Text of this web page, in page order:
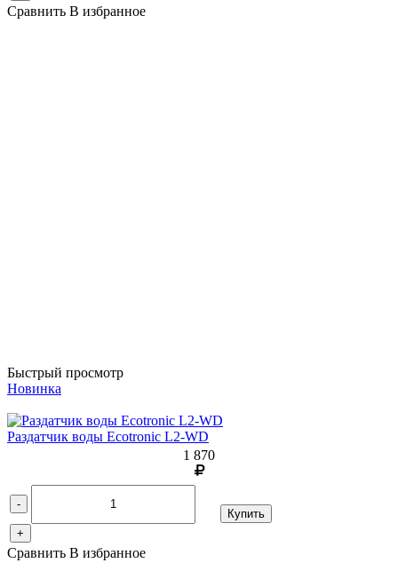
Сравнить В избранное
Быстрый просмотр
Новинка
Раздатчик воды Ecotronic L2-WD
1 870
-
+
Купить
Сравнить В избранное